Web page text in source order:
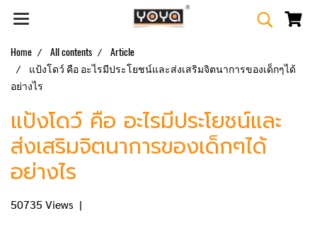
Home All contents
Article
แป้งโดว์ คือ อะไรมีประโยชน์และส่งเสริมจิตนาการของเด็กๆได้
อย่างไร
แป้งโดว์ คือ อะไรมีประโยชน์และ
ส่งเสริมจิตนาการของเด็กๆได้
อย่างไร
50735 Views |